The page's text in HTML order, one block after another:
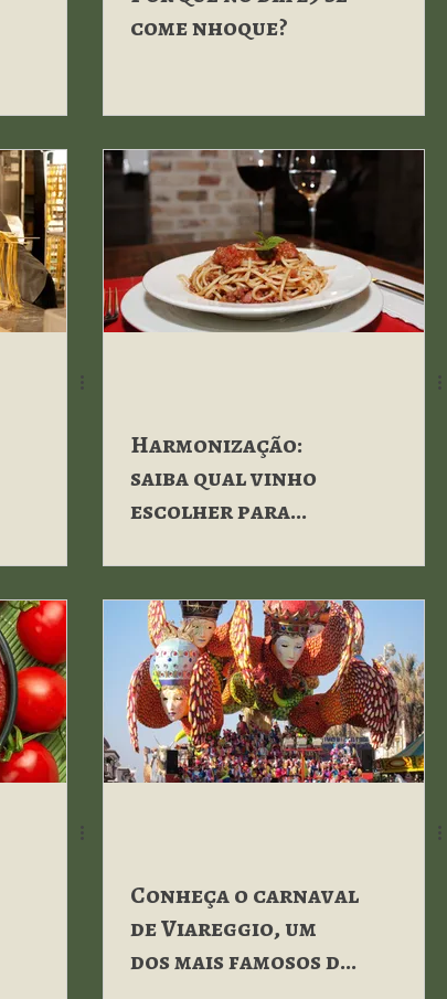
come nhoque?
Harmonização:
saiba qual vinho
escolher para
Conheça o carnaval
de Viareggio, um
dos mais famosos da